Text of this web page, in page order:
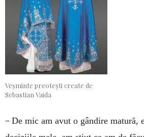
Veșminte preotești create de
Sebastian Vaida
– De mic am avut o gândire matură,